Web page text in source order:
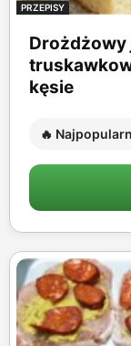
PRZEPISY
Drożdżowy
kęsie
🔥